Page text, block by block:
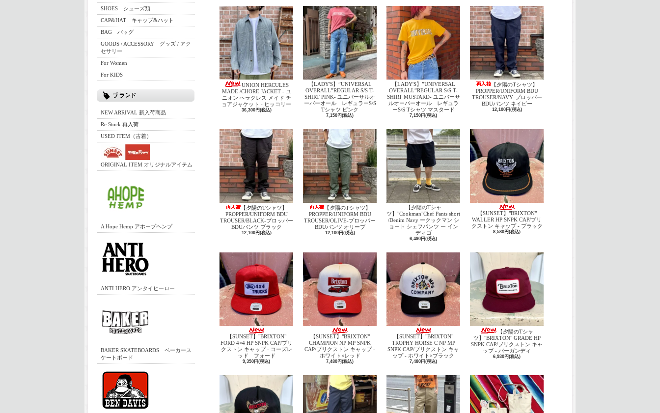
SHOES シューズ類
CAP&HAT キャップ&ハット
BAG バッグ
GOODS / ACCESSORY グッズ / アク
セサリー
For Women
For KIDS
NEW ARRIVAL 新入荷商品
Re Stock 再入荷
USED ITEM（古着）
ORIGINAL ITEM オリジナルアイテム
A Hope Hemp アホープヘンプ
ANTI HERO アンタイヒーロー
BAKER SKATEBOARDS ベーカース
ケートボード
UNION HERCULES
MADE /CHORE JACKET - ユ
ニオン ヘラクレス メイド チ
ョアジャケット - ヒッコリー
36,300円(税込)
【LADY'S】”UNIVERSAL
OVERALL”REGULAR S/S T-
SHIRT PINK- ユニバーサルオ
ーバーオール レギュラーS/S
Tシャツ ピンク
7,150円(税込)
【LADY'S】”UNIVERSAL
OVERALL”REGULAR S/S T-
SHIRT MUSTARD- ユニバーサ
ルオーバーオール レギュラ
ーS/S Tシャツ マスタード
7,150円(税込)
【夕陽のTシャツ】
PROPPER/UNIFORM BDU
TROUSER/NAVY‐プロッパー
BDUパンツ ネイビー
12,100円(税込)
【夕陽のTシャツ】
PROPPER/UNIFORM BDU
TROUSER/BLACK‐プロッパー
BDUパンツ ブラック
12,100円(税込)
【夕陽のTシャツ】
PROPPER/UNIFORM BDU
TROUSER/OLIVE‐プロッパー
BDUパンツ オリーブ
12,100円(税込)
【夕陽のTシャ
ツ】"Cookman"Chef Pants short
/Denim Navy ークックマン シ
ョート シェフパンツ ー イン
ディゴ
6,490円(税込)
【SUNSET】"BRIXTON"
WALLER HP SNPK CAP/ブリ
クストン キャップ - ブラック
8,580円(税込)
【SUNSET】"BRIXTON"
FORD 4×4 HP SNPK CAP/ブリ
クストン キャップ - コーズレ
ッド フォード
9,350円(税込)
【SUNSET】"BRIXTON"
CHAMPION NP MP SNPK
CAP/ブリクストン キャップ -
ホワイト×レッド
7,480円(税込)
【SUNSET】"BRIXTON"
TROPHY HORSE C NP MP
SNPK CAP/ブリクストン キャ
ップ - ホワイト×ブラック
7,480円(税込)
【夕陽のTシャ
ツ】"BRIXTON" GRADE HP
SNPK CAP/ブリクストン キャ
ップ - バーガンディ
6,930円(税込)